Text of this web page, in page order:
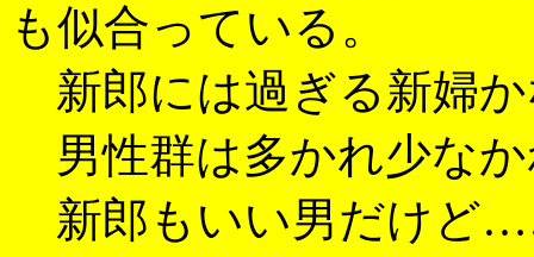
も似合っている。
新郎には過ぎる新婦
男性群は多かれ少な
新郎もいい男だけど